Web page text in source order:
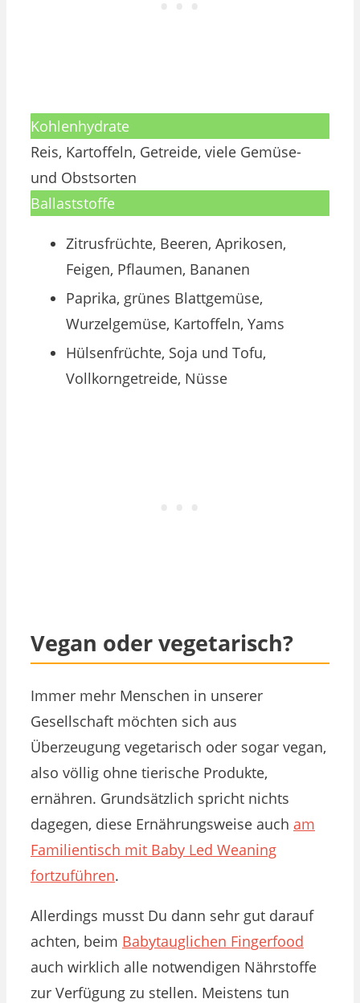
Kohlenhydrate
Reis, Kartoffeln, Getreide, viele Gemüse-
und Obstsorten
Ballaststoffe
Zitrusfrüchte, Beeren, Aprikosen,
Feigen, Pflaumen, Bananen
Paprika, grünes Blattgemüse,
Wurzelgemüse, Kartoffeln, Yams
Hülsenfrüchte, Soja und Tofu,
Vollkorngetreide, Nüsse
Vegan oder vegetarisch?
Immer mehr Menschen in unserer
Gesellschaft möchten sich aus
Überzeugung vegetarisch oder sogar vegan,
also völlig ohne tierische Produkte,
ernähren. Grundsätzlich spricht nichts
dagegen, diese Ernährungsweise auch am
Familientisch mit Baby Led Weaning
fortzuführen.
Allerdings musst Du dann sehr gut darauf
achten, beim Babytauglichen Fingerfood
auch wirklich alle notwendigen Nährstoffe
zur Verfügung zu stellen. Meistens tun